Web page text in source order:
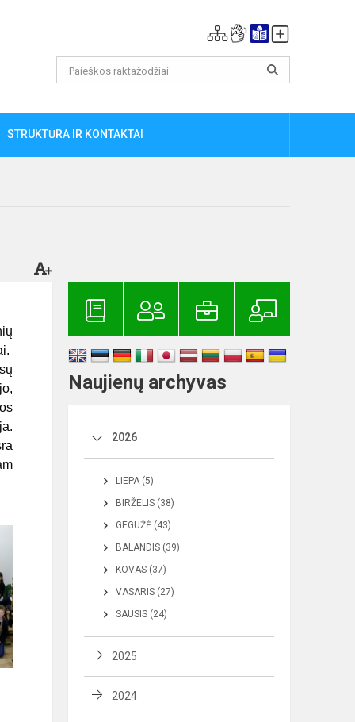
STRUKTŪRA IR KONTAKTAI
Naujienų archyvas
2026
LIEPA (5)
BIRŽELIS (38)
GEGUŽĖ (43)
BALANDIS (39)
KOVAS (37)
VASARIS (27)
SAUSIS (24)
2025
2024